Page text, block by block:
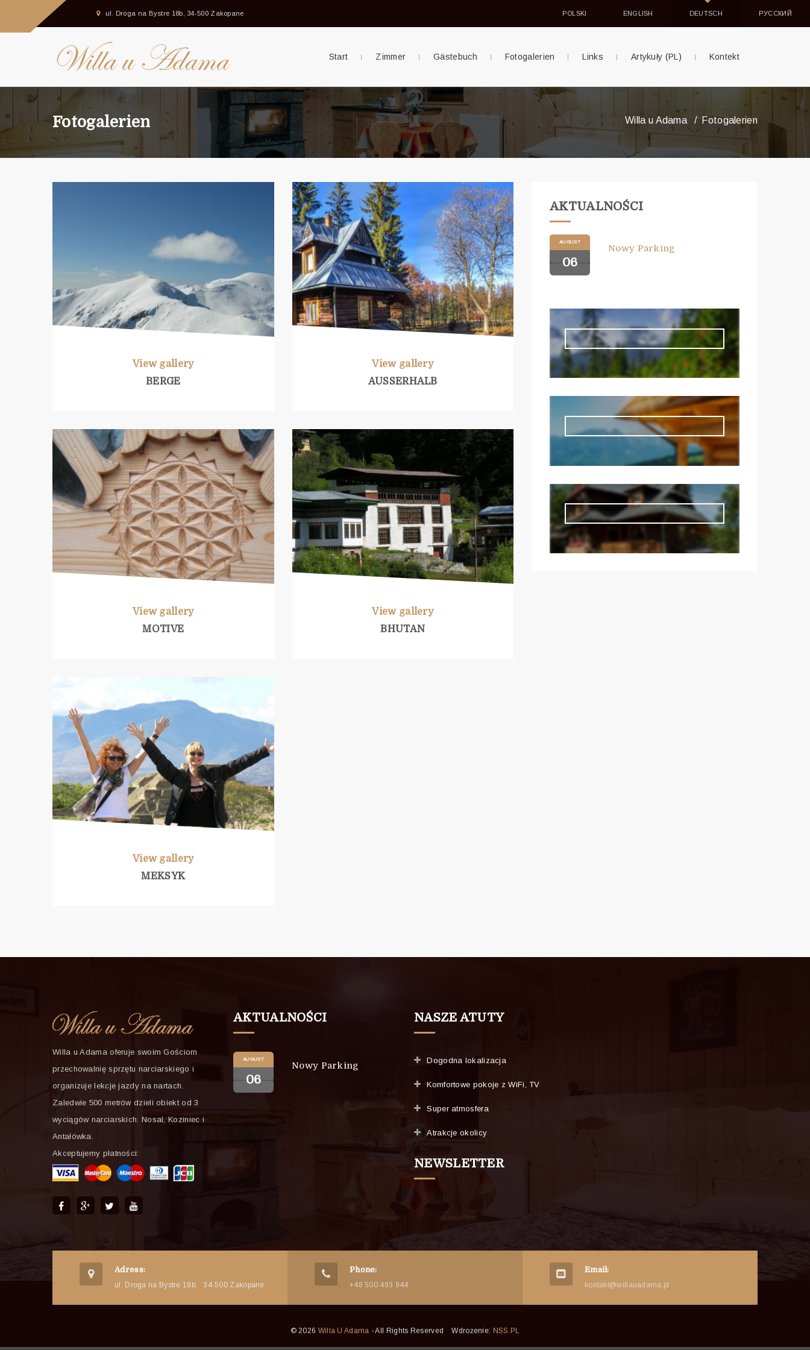
ul. Droga na Bystre 18b, 34-500 Zakopane POLSKI ENGLISH DEUTSCH РУССКИЙ
Start Zimmer Gästebuch Fotogalerien Links Artykuły (PL) Kontekt
Fotogalerien Willa u Adama Fotogalerien
View gallery
BERGE
View gallery
AUSSERHALB
View gallery
MOTIVE
View gallery
BHUTAN
View gallery
MEKSYK
AKTUALNOŚCI
AUGUST
06
Nowy Parking
Willa u Adama oferuje swoim Gościom
przechowalnię sprzętu narciarskiego i
organizuje lekcje jazdy na nartach.
Zaledwie 500 metrów dzieli obiekt od 3
wyciągów narciarskich: Nosal, Koziniec i
Antałówka.
Akceptujemy płatności:
AKTUALNOŚCI
AUGUST
06
Nowy Parking
NASZE ATUTY
Dogodna lokalizacja
Komfortowe pokoje z WiFi, TV
Super atmosfera
Atrakcje okolicy
NEWSLETTER
Adress:
ul. Droga na Bystre 18b, 34-500 Zakopane
Phone:
+48 500 493 944
Email:
kontakt@willauadama.pl
© 2026 Willa U Adama - All Rights Reserved Wdrożenie: NSS.PL